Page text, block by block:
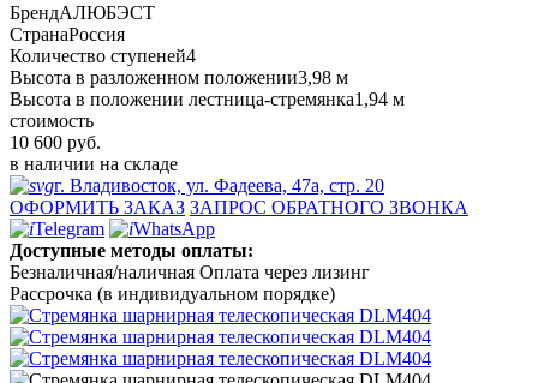
БрендАЛЮБЭСТ
СтранаРоссия
Количество ступеней4
Высота в разложенном положении3,98 м
Высота в положении лестница-стремянка1,94 м
стоимость
10 600 руб.
в наличии на складе
г. Владивосток, ул. Фадеева, 47а, стр. 20
ОФОРМИТЬ ЗАКАЗ ЗАПРОС ОБРАТНОГО ЗВОНКА
Telegram
WhatsApp
Доступные методы оплаты:
Безналичная/наличная Оплата через лизинг
Рассрочка (в индивидуальном порядке)